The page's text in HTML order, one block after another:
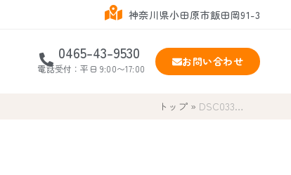
神奈川県小田原市飯田岡91-3
0465-43-9530
電話受付：平日 9:00〜17:00 お問い合わせ
トップ» DSC033…